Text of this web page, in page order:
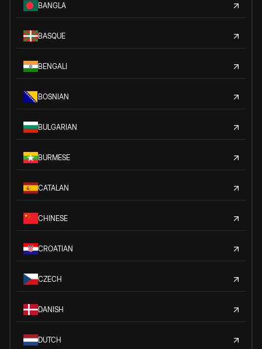
BANGLA
BASQUE
BENGALI
BOSNIAN
BULGARIAN
BURMESE
CATALAN
CHINESE
CROATIAN
CZECH
DANISH
DUTCH